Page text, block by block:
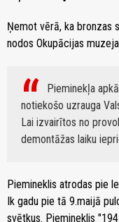
Ņemot vērā, ka bronzas
nodos Okupācijas
Pieminekļa
notiekošo uzrauga
Lai izvairītos no
demontāžas laiku
Piemineklis atrodas pie
Ik gadu pie tā 9.maijā
svētkus. Piemineklis